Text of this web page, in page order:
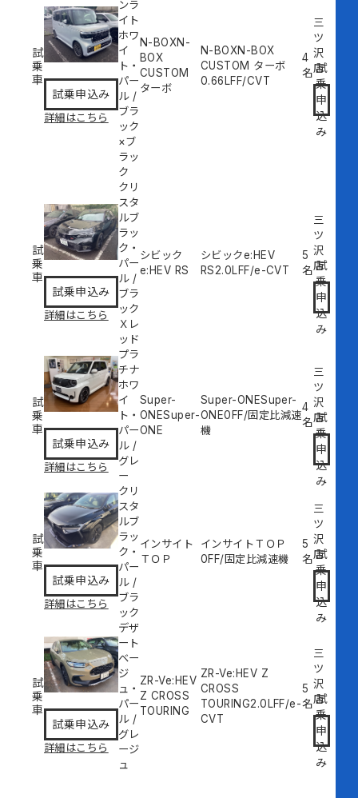
試
乗
車
試乗申込み
詳細はこちら
ンラ
イト
ホワ
イ
ト・
パー
ル/
ブラ
ック
×ブ
ラッ
ク
N-BOXN-
BOX
CUSTOM
ターボ
N-BOXN-BOX
CUSTOM ターボ
0.66LFF/CVT
4
名
三
ツ
沢
店
試
乗
申
込
み
試
乗
車
試乗申込み
詳細はこちら
クリ
スタ
ルブ
ラッ
ク・
パー
ル/
ブラ
ック
Ｘレ
ッド
シビック
e:HEV RS
シビックe:HEV
RS2.0L FF/e-CVT
5
名
三
ツ
沢
店
試
乗
申
込
み
試
乗
車
試乗申込み
詳細はこちら
プラ
チナ
ホワ
イ
ト・
パー
ル/
グレ
ー
Super-
ONESuper-
ONE
Super-ONESuper-
ONE0 FF/固定比減速
機
4
名
三
ツ
沢
店
試
乗
申
込
み
試
乗
車
試乗申込み
詳細はこちら
クリ
スタ
ルブ
ラッ
ク・
パー
ル/
ブラ
ック
インサイト
ＴＯＰ
インサイトＴＯＰ
0FF/固定比減速機
5
名
三
ツ
沢
店
試
乗
申
込
み
試
乗
車
試乗申込み
詳細はこちら
デザ
ート
ベー
ジ
ュ・
パー
ル/
グレ
ージ
ュ
ZR-Ve:HEV
Z CROSS
TOURING
ZR-Ve:HEV Z
CROSS
TOURING2.0LFF/e-
CVT
5
名
三
ツ
沢
店
試
乗
申
込
み